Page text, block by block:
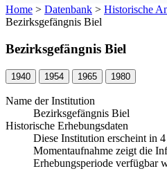
Home > Datenbank > Historische
Bezirksgefängnis Biel
Bezirksgefängnis Biel
1940 1954 1965 1980
Name der Institution
Bezirksgefängnis Biel
Historische Erhebungsdaten
Diese Institution erscheint in
Momentaufnahme zeigt die
Erhebungsperiode verfügbar